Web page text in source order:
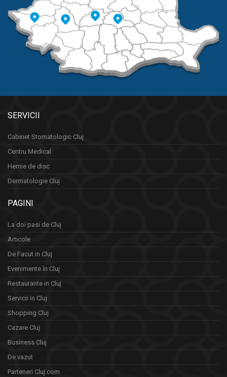
SERVICII
Cabinet Stomatologic Cluj
Centru Medical
Hernie de disc
Dermatologie Cluj
PAGINI
La doi pasi de Cluj
Articole
De Facut in Cluj
Evenimente în Cluj
Restaurante in Cluj
Servicii in Cluj
Shopping Cluj
Cazare Cluj
Business Cluj
De vazut
Parteneri Cluj.com